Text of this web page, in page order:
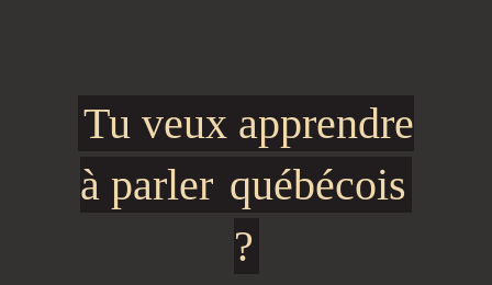
Tu veux apprendre
à parler québécois
?